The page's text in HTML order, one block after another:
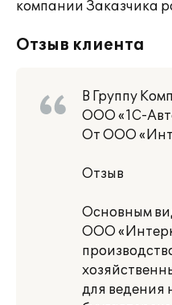
компании Заказчика
Отзыв клиента
В Группу
ООО «1С-
От ООО
Отзыв
Основным
ООО
для ведения